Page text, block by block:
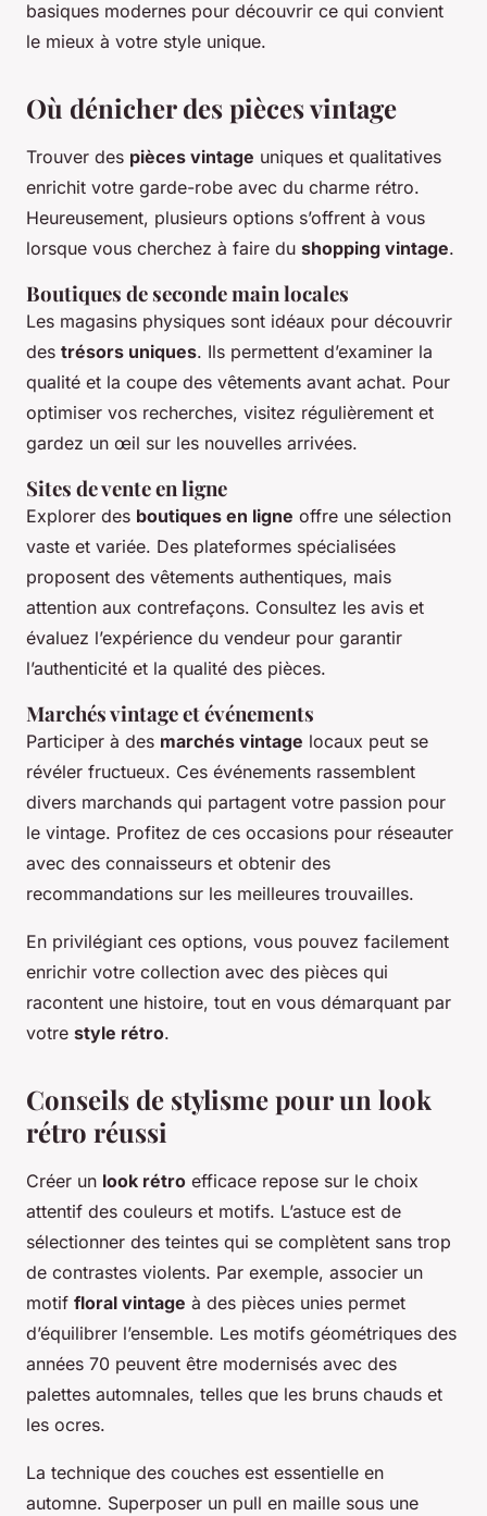
basiques modernes pour découvrir ce qui convient
le mieux à votre style unique.
Où dénicher des pièces vintage
Trouver des pièces vintage uniques et qualitatives
enrichit votre garde-robe avec du charme rétro.
Heureusement, plusieurs options s’offrent à vous
lorsque vous cherchez à faire du shopping vintage.
Boutiques de seconde main locales
Les magasins physiques sont idéaux pour découvrir
des trésors uniques. Ils permettent d’examiner la
qualité et la coupe des vêtements avant achat. Pour
optimiser vos recherches, visitez régulièrement et
gardez un œil sur les nouvelles arrivées.
Sites de vente en ligne
Explorer des boutiques en ligne offre une sélection
vaste et variée. Des plateformes spécialisées
proposent des vêtements authentiques, mais
attention aux contrefaçons. Consultez les avis et
évaluez l’expérience du vendeur pour garantir
l’authenticité et la qualité des pièces.
Marchés vintage et événements
Participer à des marchés vintage locaux peut se
révéler fructueux. Ces événements rassemblent
divers marchands qui partagent votre passion pour
le vintage. Profitez de ces occasions pour réseauter
avec des connaisseurs et obtenir des
recommandations sur les meilleures trouvailles.
En privilégiant ces options, vous pouvez facilement
enrichir votre collection avec des pièces qui
racontent une histoire, tout en vous démarquant par
votre style rétro.
Conseils de stylisme pour un look
rétro réussi
Créer un look rétro efficace repose sur le choix
attentif des couleurs et motifs. L’astuce est de
sélectionner des teintes qui se complètent sans trop
de contrastes violents. Par exemple, associer un
motif floral vintage à des pièces unies permet
d’équilibrer l’ensemble. Les motifs géométriques des
années 70 peuvent être modernisés avec des
palettes automnales, telles que les bruns chauds et
les ocres.
La technique des couches est essentielle en
automne. Superposer un pull en maille sous une